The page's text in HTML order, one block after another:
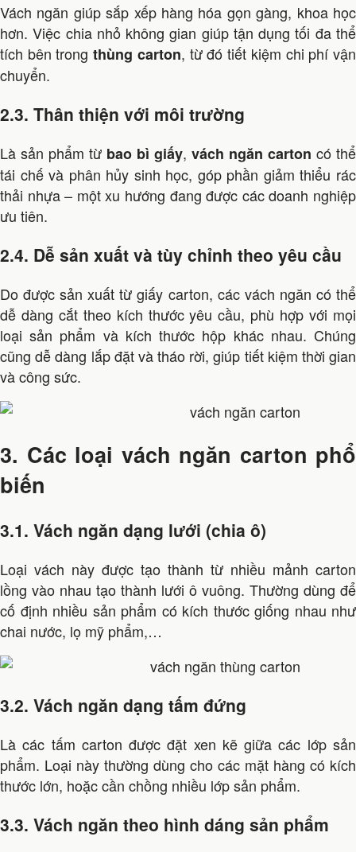
Vách ngăn giúp sắp xếp hàng hóa gọn gàng, khoa học
hơn. Việc chia nhỏ không gian giúp tận dụng tối đa thể
tích bên trongthùng carton, từ đó tiết kiệm chi phí vận
chuyển.
2.3. Thân thiện với môi trường
Là sản phẩm từ bao bì giấy, vách ngăn carton có thể
tái chế và phân hủy sinh học, góp phần giảm thiểu rác
thải nhựa – một xu hướng đang được các doanh nghiệp
ưu tiên.
2.4. Dễ sản xuất và tùy chỉnh theo yêu cầu
Do được sản xuất từ giấy carton, các vách ngăn có thể
dễ dàng cắt theo kích thước yêu cầu, phù hợp với mọi
loại sản phẩm và kích thước hộp khác nhau. Chúng
cũng dễ dàng lắp đặt và tháo rời, giúp tiết kiệm thời gian
và công sức.
3. Các loại vách ngăn carton phổ
biến
3.1. Vách ngăn dạng lưới (chia ô)
Loại vách này được tạo thành từ nhiều mảnh carton
lồng vào nhau tạo thành lưới ô vuông. Thường dùng để
cố định nhiều sản phẩm có kích thước giống nhau như
chai nước, lọ mỹ phẩm,…
3.2. Vách ngăn dạng tấm đứng
Là các tấm carton được đặt xen kẽ giữa các lớp sản
phẩm. Loại này thường dùng cho các mặt hàng có kích
thước lớn, hoặc cần chồng nhiều lớp sản phẩm.
3.3. Vách ngăn theo hình dáng sản phẩm